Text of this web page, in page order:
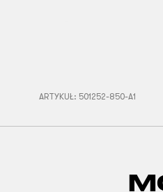
ARTYKUŁ: 501252-850-A1